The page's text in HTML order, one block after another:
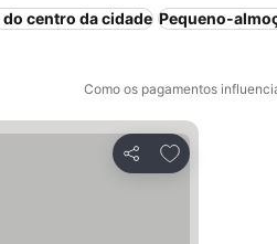
do centro da cidade Pequeno-
Como os pagamentos
Partilhar
Adicionar aos